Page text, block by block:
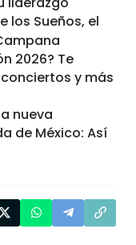
los Sueños, el
2026? Te
y más
nueva
de México: Así